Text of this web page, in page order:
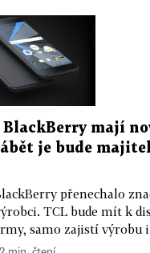
BlackBerry mají
je bude
přenechalo
TCL bude mít k
samo zajistí výrobu